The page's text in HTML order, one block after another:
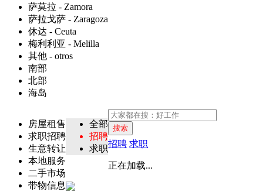
萨莫拉 - Zamora
萨拉戈萨 - Zaragoza
休达 - Ceuta
梅利利亚 - Melilla
其他 - otros
南部
北部
海岛
房屋租售
求职招聘
生意转让
本地服务
二手市场
带物信息
全部
招聘
求职
搜索
招聘 求职
正在加载...